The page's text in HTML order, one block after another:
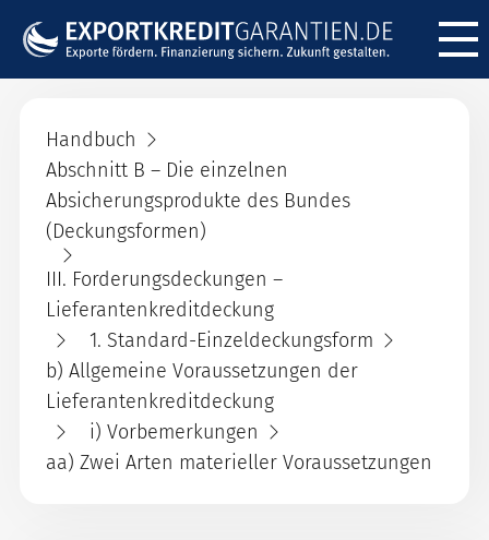
Handbuch
Abschnitt B – Die einzelnen
Absicherungsprodukte des Bundes
(Deckungsformen)
III. Forderungsdeckungen –
Lieferantenkreditdeckung
1. Standard-Einzeldeckungsform
b) Allgemeine Voraussetzungen der
Lieferantenkreditdeckung
i) Vorbemerkungen
aa) Zwei Arten materieller Voraussetzungen